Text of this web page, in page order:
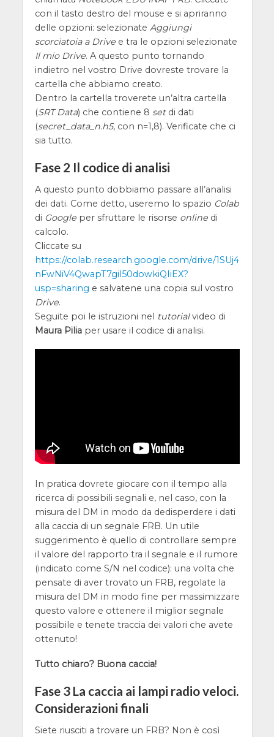
con il tasto destro del mouse e si apriranno
delle opzioni: selezionate Aggiungi
scorciatoia a Drivee tra le opzioni selezionate
Il mio Drive. A questo punto tornando
indietro nel vostro Drive dovreste trovare la
cartella che abbiamo creato.
Dentro la cartella troverete un’altra cartella
(SRT Data) che contiene 8 setdi dati
(secret_data_n.h5, con n=1,8). Verificate che ci
sia tutto.
Fase 2 Il codice di analisi
A questo punto dobbiamo passare all’analisi
dei dati. Come detto, useremo lo spazio Colab
di Googleper sfruttare le risorse onlinedi
calcolo.
Cliccate su
https://colab.research.google.com/drive/1SUj4
nFwNiV4QwapT7gil50dowkiQIiEX?
usp=sharing e salvatene una copia sul vostro
Drive.
Seguite poi le istruzioni nel tutorialvideo di
Maura Piliaper usare il codice di analisi.
In pratica dovrete giocare con il tempo alla
ricerca di possibili segnali e, nel caso, con la
misura del DM in modo da dedisperdere i dati
alla caccia di un segnale FRB. Un utile
suggerimento è quello di controllare sempre
il valore del rapporto tra il segnale e il rumore
(indicato come S/N nel codice): una volta che
pensate di aver trovato un FRB, regolate la
misura del DM in modo fine per massimizzare
questo valore e ottenere il miglior segnale
possibile e tenete traccia dei valori che avete
ottenuto!
Tutto chiaro? Buona caccia!
Fase 3 La caccia ai lampi radio veloci.
Considerazioni finali
Siete riusciti a trovare un FRB? Non è così